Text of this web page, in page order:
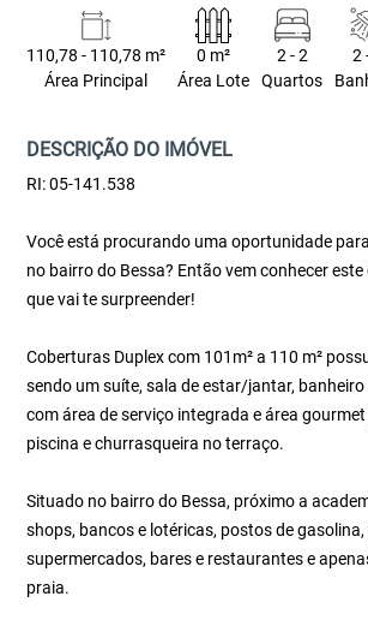
110,78 - 110,78 m²
Área Principal
0 m²
Área Lote
2 - 2
Quartos
2
DESCRIÇÃO DO IMÓVEL
RI: 05-141.538
Você está procurando uma oportunidade
no bairro do Bessa? Então vem conhecer
que vai te surpreender!
Coberturas Duplex com 101m² a 110 m²
sendo um suíte, sala de estar/jantar,
com área de serviço integrada e área
piscina e churrasqueira no terraço.
Situado no bairro do Bessa, próximo a
shops, bancos e lotéricas, postos de
supermercados, bares e restaurantes e
praia.